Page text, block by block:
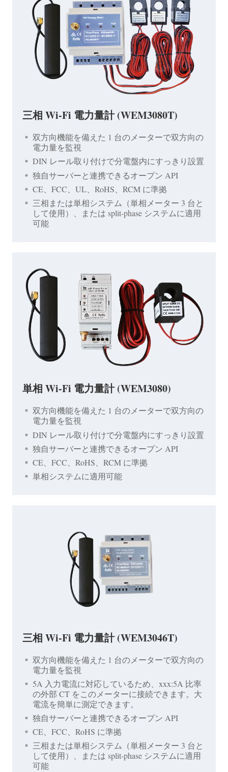
三相 Wi-Fi 電力量計 (WEM3080T)
双方向機能を備えた 1 台のメーターで双方向の
電力量を監視
DIN レール取り付けで分電盤内にすっきり設置
独自サーバーと連携できるオープン API
CE、FCC、UL、RoHS、RCM に準拠
三相または単相システム（単相メーター 3 台と
して使用）、または split-phase システムに適用
可能
単相 Wi-Fi 電力量計 (WEM3080)
双方向機能を備えた 1 台のメーターで双方向の
電力量を監視
DIN レール取り付けで分電盤内にすっきり設置
独自サーバーと連携できるオープン API
CE、FCC、RoHS、RCM に準拠
単相システムに適用可能
三相 Wi-Fi 電力量計 (WEM3046T)
双方向機能を備えた 1 台のメーターで双方向の
電力量を監視
5A 入力電流に対応しているため、xxx:5A 比率
の外部 CT をこのメーターに接続できます。大
電流を簡単に測定できます。
独自サーバーと連携できるオープン API
CE、FCC、RoHS に準拠
三相または単相システム（単相メーター 3 台と
して使用）、または split-phase システムに適用
可能